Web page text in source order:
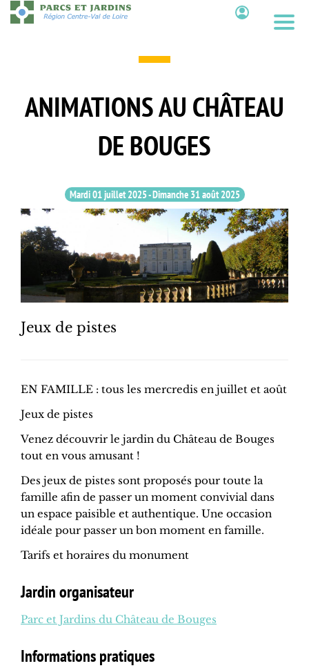
Aller
au
ANIMATIONS AU CHÂTEAU
DE BOUGES
Mardi 01 juillet 2025-Dimanche 31 août 2025
Jeux de pistes
EN FAMILLE : tous les mercredis en juillet et août
Jeux de pistes
Venez découvrir le jardin du Château de Bouges
tout en vous amusant !
Des jeux de pistes sont proposés pour toute la
famille afin de passer un moment convivial dans
un espace paisible et authentique. Une occasion
idéale pour passer un bon moment en famille.
Tarifs et horaires du monument
Jardin organisateur
Parc et Jardins du Château de Bouges
Informations pratiques